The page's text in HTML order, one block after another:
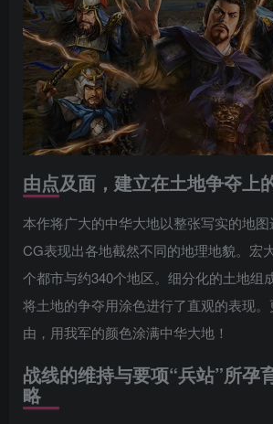
由点及面，建立在土地争夺上
本作将广大的中华大地以整张写实的地
CG表现出各地截然不同的地理地貌。宏
个都市与约340个地区。细分化的土地组
将土地的争夺用涂色进行了直观的表现
由，用我军的颜色涂满中华大地！
战线的维持与要项“兵站”所孕
略